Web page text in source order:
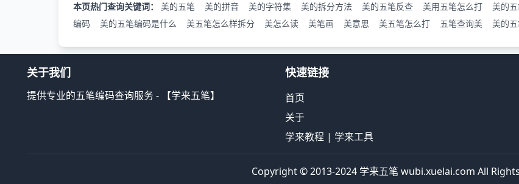
本页热门查询关键词： 美的五笔 美的拼音 美的字符集 美的拆分方法 美的五笔反查 美用五笔怎么打 美的
编码
美的五笔编码是什么 美五笔怎么样拆分 美怎么读 美笔画 美意思 美五笔怎么打 五笔查询美 美的
关于我们
提供专业的五笔编码查询服务 - 【学来五笔】
快速链接
首页
关于
学来教程 | 学来工具
Copyright © 2013-2024 学来五笔 wubi.xuelai.com All